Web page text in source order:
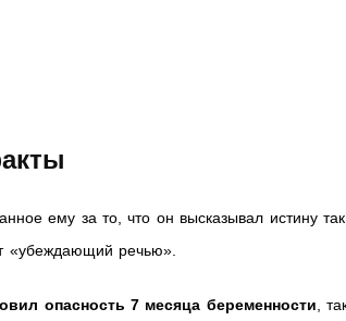
ему за то, что он высказывал истину
«убеждающий речью».
опасность 7 месяца беременности ,